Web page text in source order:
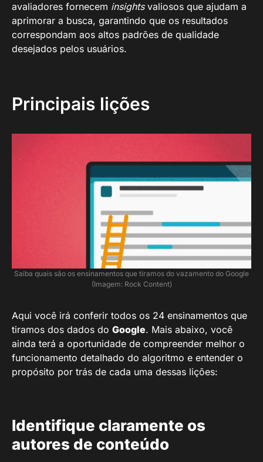
avaliadores fornecem insights valiosos que ajudam a
aprimorar a busca, garantindo que os resultados
correspondam aos altos padrões de qualidade
desejados pelos usuários.
Principais lições
Saiba quais são os ensinamentos que tiramos do vazamento do Google
(Imagem: Rock Content)
Aqui você irá conferir todos os 24 ensinamentos que
tiramos dos dados do Google. Mais abaixo, você
ainda terá a oportunidade de compreender melhor o
funcionamento detalhado do algoritmo e entender o
propósito por trás de cada uma dessas lições:
Identifique claramente os
autores de conteúdo